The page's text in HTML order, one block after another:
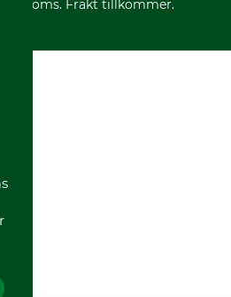
moms. Frakt tillkommer.